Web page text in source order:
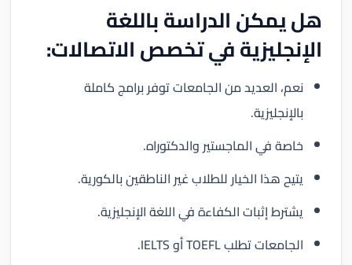
هل يمكن الدراسة باللغة
الإنجليزية في تخصص الاتصالات:
نعم، العديد من الجامعات توفر برامج كاملة
بالإنجليزية.
خاصة في الماجستير والدكتوراه.
يتيح هذا الخيار للطلاب غير الناطقين بالكورية.
يشترط إثبات الكفاءة في اللغة الإنجليزية.
الجامعات تطلب TOEFL أو IELTS.